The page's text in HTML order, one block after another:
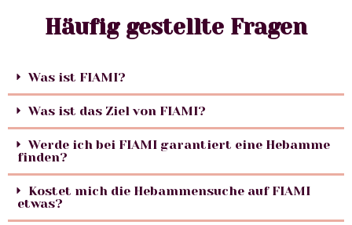
Häufig gestellte Fragen
Was ist FIAMI?
Was ist das Ziel von FIAMI?
Werde ich bei FIAMI garantiert eine Hebamme
finden?
Kostet mich die Hebammensuche auf FIAMI
etwas?